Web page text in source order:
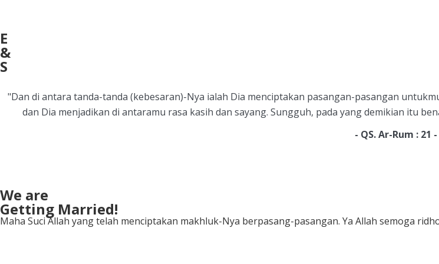
E
&
S
"Dan di antara tanda-tanda (kebesaran)-Nya ialah Dia menciptakan pasangan-pasangan
dan Dia menjadikan di antaramu rasa kasih dan sayang. Sungguh, pada yang demikian itu
- QS. Ar-Rum : 21 -
We are
Getting Married!
Maha Suci Allah yang telah menciptakan makhluk-Nya berpasang-pasangan. Ya Allah semoga